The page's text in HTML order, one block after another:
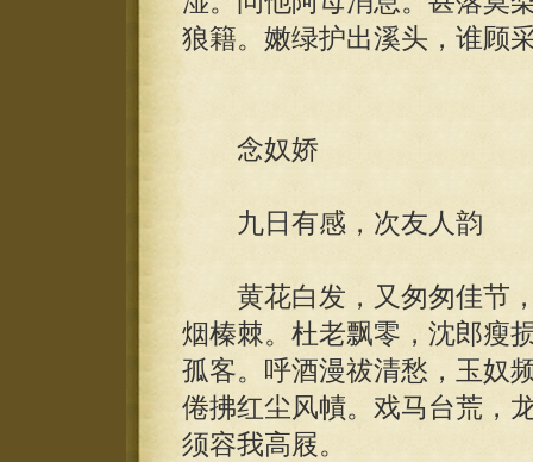
狼籍。嫩绿护出溪头，谁顾
念奴娇
九日有感，次友人韵
黄花白发，又匆匆佳节，
烟榛棘。杜老飘零，沈郎瘦
孤客。呼酒漫祓清愁，玉奴
倦拂红尘风幘。戏马台荒，
须容我高屐。